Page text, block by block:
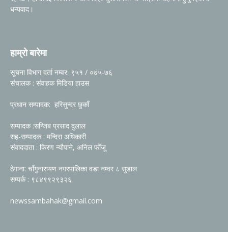
धन्यवाद।
हाम्रो बारेमा
सूचना विभाग दर्ता नम्वर: ९५१ / ०७५-७६
संचालक : संवाहक मिडिया हाउस
प्रधान सम्पादक: हरिसुन्दर छुकाँ
सम्पादक :सन्जिब प्रसाद दुलाल
सह-सम्पादक : मन्दिरा अधिकारी
संवाददाता : किरण न्यौपाने, अनिल फोँजू
ठेगाना: चाँगुनारायण नगरपालिका वडा नम्वर ८ सुडाल
सम्पर्क : ९८४९९२९३२६
newssambahak@gmail.com